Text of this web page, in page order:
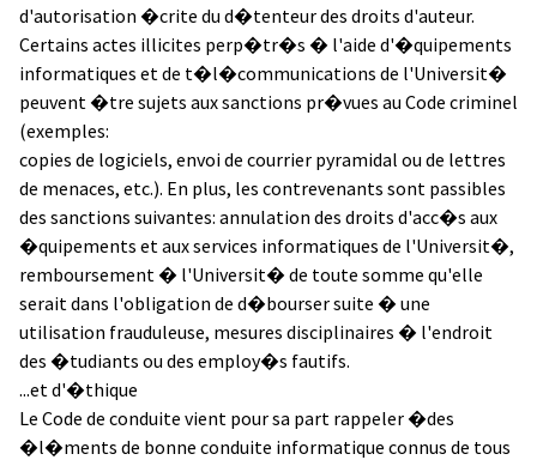
d'autorisation �crite du d�tenteur des droits d'auteur.
Certains actes illicites perp�tr�s � l'aide d'�quipements
informatiques et de t�l�communications de l'Universit�
peuvent �tre sujets aux sanctions pr�vues au Code criminel
(exemples:
copies de logiciels, envoi de courrier pyramidal ou de lettres
de menaces, etc.). En plus, les contrevenants sont passibles
des sanctions suivantes: annulation des droits d'acc�s aux
�quipements et aux services informatiques de l'Universit�,
remboursement � l'Universit� de toute somme qu'elle
serait dans l'obligation de d�bourser suite � une
utilisation frauduleuse, mesures disciplinaires � l'endroit
des �tudiants ou des employ�s fautifs.
...et d'�thique
Le Code de conduite vient pour sa part rappeler �des
�l�ments de bonne conduite informatique connus de tous